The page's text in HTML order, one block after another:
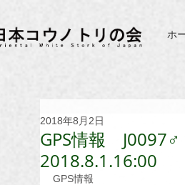
ホ
GPS情報
2018.8.1.16:00
2018年8月2日
GPS情報